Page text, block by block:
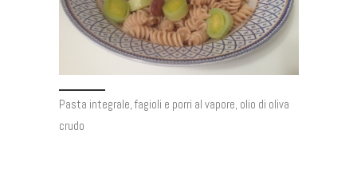
Pasta integrale, fagioli e porri al vapore, olio di oliva
crudo